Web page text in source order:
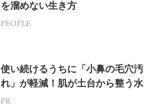
を溜めない生き方
PEOPLE
使い続けるうちに「小鼻の毛穴汚
れ」が軽減！肌が土台から整う水
PR